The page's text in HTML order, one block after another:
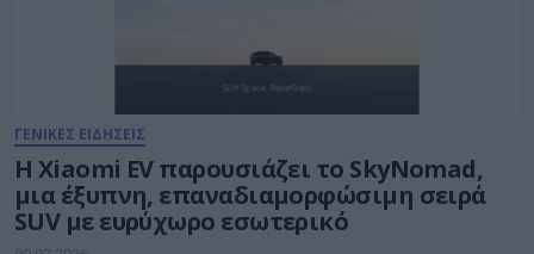
ΓΕΝΙΚΕΣ ΕΙΔΗΣΕΙΣ
Η Xiaomi EV παρουσιάζει το SkyNomad,
μια έξυπνη, επαναδιαμορφώσιμη σειρά
SUV με ευρύχωρο εσωτερικό